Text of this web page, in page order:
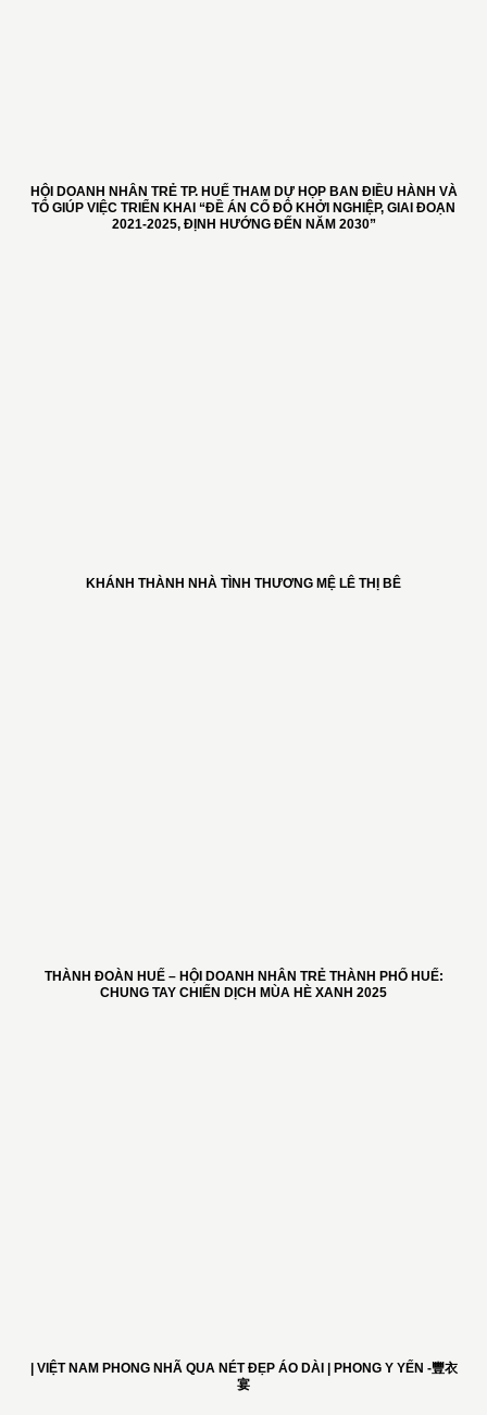
HỘI DOANH NHÂN TRẺ TP. HUẾ THAM DỰ HỌP BAN ĐIỀU HÀNH VÀ
TỔ GIÚP VIỆC TRIỂN KHAI “ĐỀ ÁN CỐ ĐÔ KHỞI NGHIỆP, GIAI ĐOẠN
2021-2025, ĐỊNH HƯỚNG ĐẾN NĂM 2030”
KHÁNH THÀNH NHÀ TÌNH THƯƠNG MỆ LÊ THỊ BÊ
THÀNH ĐOÀN HUẾ – HỘI DOANH NHÂN TRẺ THÀNH PHỐ HUẾ:
CHUNG TAY CHIẾN DỊCH MÙA HÈ XANH 2025
| VIỆT NAM PHONG NHÃ QUA NÉT ĐẸP ÁO DÀI | PHONG Y YẾN -豐衣
宴